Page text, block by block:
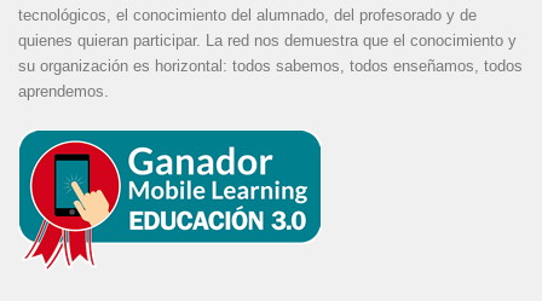
tecnológicos, el conocimiento del alumnado, del profesorado y de
quienes quieran participar. La red nos demuestra que el conocimiento y
su organización es horizontal: todos sabemos, todos enseñamos, todos
aprendemos.